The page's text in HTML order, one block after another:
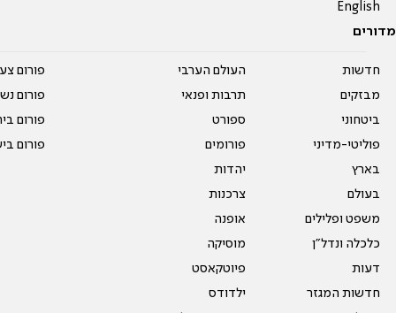
English
מדורים
חדשות
מבזקים
ביטחוני
פוליטי-מדיני
בארץ
בעולם
משפט ופלילים
כלכלה ונדל"ן
דעות
חדשות המגזר
העולם הערבי
תרבות ופנאי
ספורט
פורומים
יהדות
צרכנות
אופנה
מוסיקה
פיוטקאסט
ילדודס
פורום
פורום
פורום
פורום